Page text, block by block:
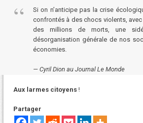
Si on n’anticipe pas la crise
confrontés à des chocs violents,
des millions de morts, une
désorganisation générale de nos
économies.
Cyril Dion au Journal Le Monde
Aux larmes citoyens !
Partager